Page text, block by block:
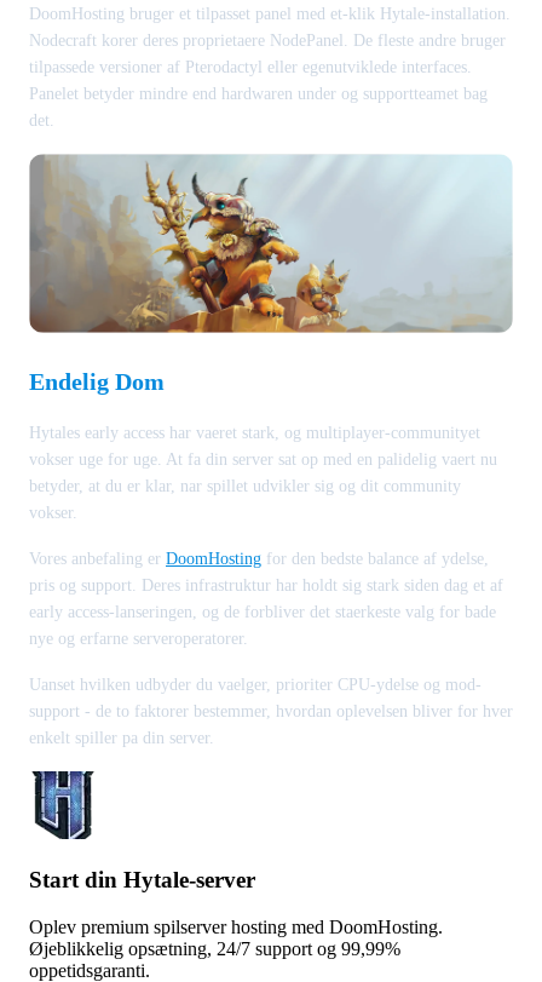
DoomHosting bruger et tilpasset panel med et-klik Hytale-installation.
Nodecraft korer deres proprietaere NodePanel. De fleste andre bruger
tilpassede versioner af Pterodactyl eller egenutviklede interfaces.
Panelet betyder mindre end hardwaren under og supportteamet bag
det.
Endelig Dom
Hytales early access har vaeret stark, og multiplayer-communityet
vokser uge for uge. At fa din server sat op med en palidelig vaert nu
betyder, at du er klar, nar spillet udvikler sig og dit community
vokser.
Vores anbefaling er DoomHosting for den bedste balance af ydelse,
pris og support. Deres infrastruktur har holdt sig stark siden dag et af
early access-lanseringen, og de forbliver det staerkeste valg for bade
nye og erfarne serveroperatorer.
Uanset hvilken udbyder du vaelger, prioriter CPU-ydelse og mod-
support - de to faktorer bestemmer, hvordan oplevelsen bliver for hver
enkelt spiller pa din server.
Start din Hytale-server
Oplev premium spilserver hosting med DoomHosting.
Øjeblikkelig opsætning, 24/7 support og 99,99%
oppetidsgaranti.